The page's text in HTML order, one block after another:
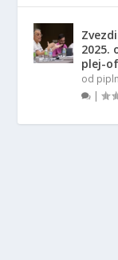
2025.
plej-of
od
|